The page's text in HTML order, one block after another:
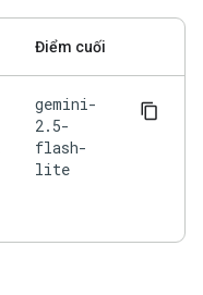
Điểm cuối
gemini-
2.5-
flash-
lite